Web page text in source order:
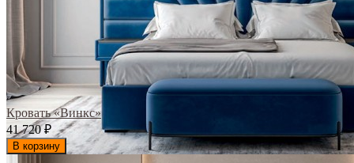
Кровать «Винкс»
41 720₽
В корзину